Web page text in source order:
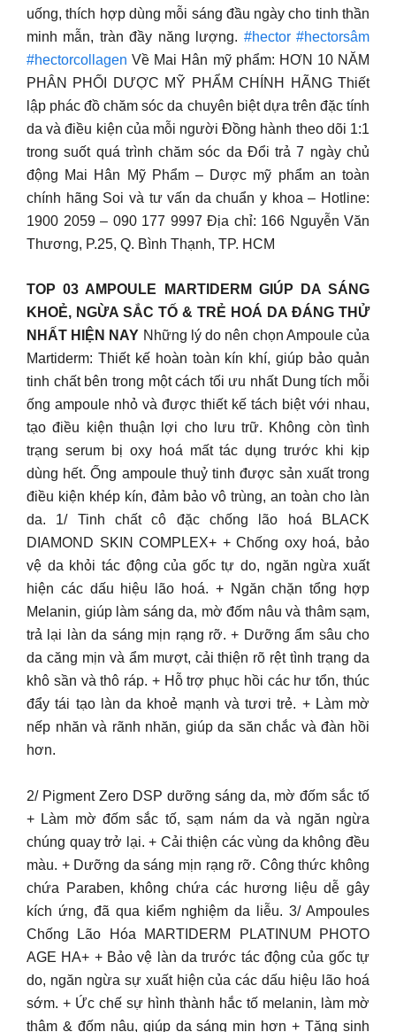
uống, thích hợp dùng mỗi sáng đầu ngày cho tinh thần
minh mẫn, tràn đầy năng lượng. #hector #hectorsâm
#hectorcollagen Về Mai Hân mỹ phẩm: HƠN 10 NĂM
PHÂN PHỐI DƯỢC MỸ PHẨM CHÍNH HÃNG Thiết
lập phác đồ chăm sóc da chuyên biệt dựa trên đặc tính
da và điều kiện của mỗi người Đồng hành theo dõi 1:1
trong suốt quá trình chăm sóc da Đổi trả 7 ngày chủ
động Mai Hân Mỹ Phẩm – Dược mỹ phẩm an toàn
chính hãng Soi và tư vấn da chuẩn y khoa – Hotline:
1900 2059 – 090 177 9997 Địa chỉ: 166 Nguyễn Văn
Thương, P.25, Q. Bình Thạnh, TP. HCM
TOP 03 AMPOULE MARTIDERM GIÚP DA SÁNG
KHOẺ, NGỪA SẮC TỐ & TRẺ HOÁ DA ĐÁNG THỬ
NHẤT HIỆN NAY Những lý do nên chọn Ampoule của
Martiderm: Thiết kế hoàn toàn kín khí, giúp bảo quản
tinh chất bên trong một cách tối ưu nhất Dung tích mỗi
ống ampoule nhỏ và được thiết kế tách biệt với nhau,
tạo điều kiện thuận lợi cho lưu trữ. Không còn tình
trạng serum bị oxy hoá mất tác dụng trước khi kịp
dùng hết. Ống ampoule thuỷ tinh được sản xuất trong
điều kiện khép kín, đảm bảo vô trùng, an toàn cho làn
da. 1/ Tinh chất cô đặc chống lão hoá BLACK
DIAMOND SKIN COMPLEX+ + Chống oxy hoá, bảo
vệ da khỏi tác động của gốc tự do, ngăn ngừa xuất
hiện các dấu hiệu lão hoá. + Ngăn chặn tổng hợp
Melanin, giúp làm sáng da, mờ đốm nâu và thâm sạm,
trả lại làn da sáng mịn rạng rỡ. + Dưỡng ẩm sâu cho
da căng mịn và ẩm mượt, cải thiện rõ rệt tình trạng da
khô sần và thô ráp. + Hỗ trợ phục hồi các hư tổn, thúc
đẩy tái tạo làn da khoẻ mạnh và tươi trẻ. + Làm mờ
nếp nhăn và rãnh nhăn, giúp da săn chắc và đàn hồi
hơn.
2/ Pigment Zero DSP dưỡng sáng da, mờ đốm sắc tố
+ Làm mờ đốm sắc tố, sạm nám da và ngăn ngừa
chúng quay trở lại. + Cải thiện các vùng da không đều
màu. + Dưỡng da sáng mịn rạng rỡ. Công thức không
chứa Paraben, không chứa các hương liệu dễ gây
kích ứng, đã qua kiểm nghiệm da liễu. 3/ Ampoules
Chống Lão Hóa MARTIDERM PLATINUM PHOTO
AGE HA+ + Bảo vệ làn da trước tác động của gốc tự
do, ngăn ngừa sự xuất hiện của các dấu hiệu lão hoá
sớm. + Ức chế sự hình thành hắc tố melanin, làm mờ
thâm & đốm nâu, giúp da sáng mịn hơn + Tăng sinh